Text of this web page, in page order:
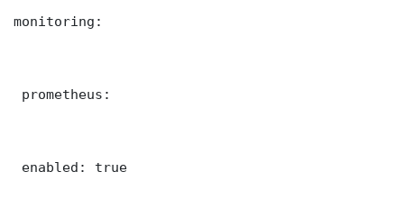
monitoring:
prometheus:
enabled: true